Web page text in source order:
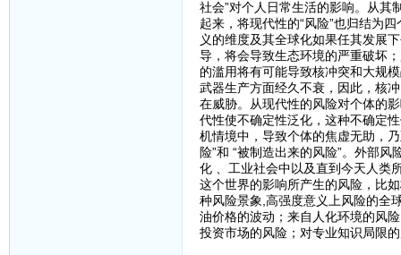
社会”对个人日常生活的影响。从其
起来，将现代性的“风险”也归结为
义的维度及其全球化如果任其发展
导，将会导致生态环境的严重破坏
的滥用将有可能导致核冲突和大规
武器生产方面经久不衰，因此，核
在威胁。从现代性的风险对个体的
代性使不确定性泛化，这种不确定
机情境中，导致个体的焦虚无助，
险”和 “被制造出来的风险”。外部
化 、工业社会中以及直到今天人类
这个世界的影响所产生的风险，比
种风险景象,高强度意义上风险的全
油价格的波动；来自人化环境的风
投资市场的风险；对专业知识局限